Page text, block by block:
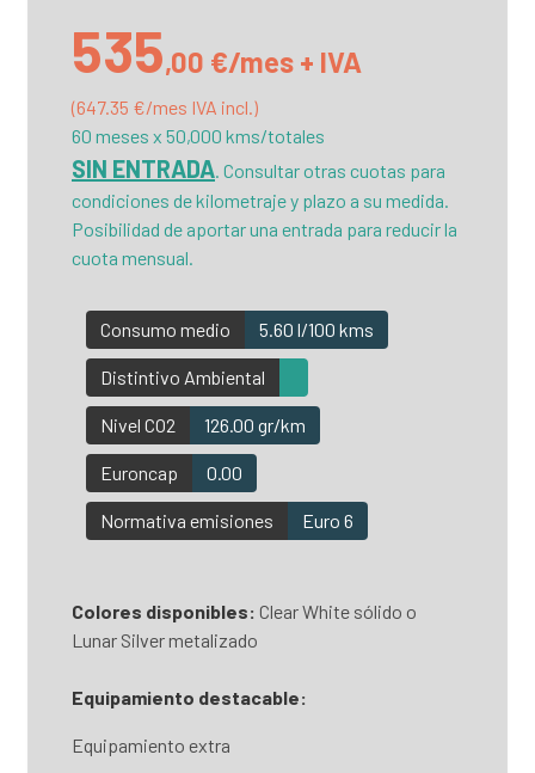
535,00 €/mes + IVA
(647.35 €/mes IVA incl.)
60 meses x 50,000 kms/totales
SIN ENTRADA. Consultar otras cuotas para
condiciones de kilometraje y plazo a su medida.
Posibilidad de aportar una entrada para reducir la
cuota mensual.
Consumo medio 5.60 l/100 kms
Distintivo Ambiental
Nivel CO2 126.00 gr/km
Euroncap 0.00
Normativa emisiones Euro 6
Colores disponibles: Clear White sólido o
Lunar Silver metalizado
Equipamiento destacable:
Equipamiento extra